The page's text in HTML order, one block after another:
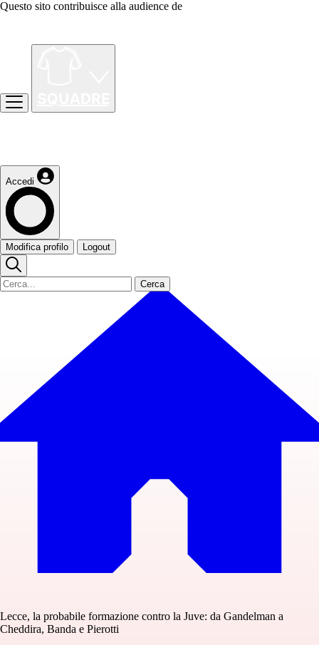
Questo sito contribuisce alla audience de
Accedi
Modifica profilo Logout
Cerca
Lecce, la probabile formazione contro la Juve: da Gandelman a
Cheddira, Banda e Pierotti